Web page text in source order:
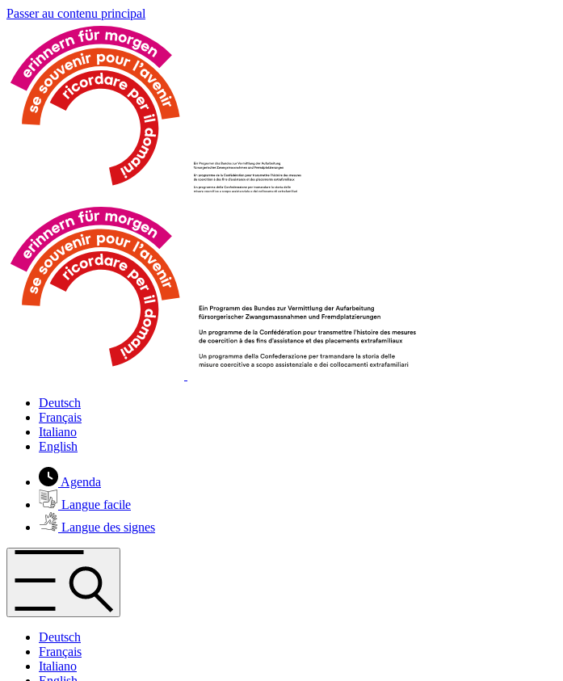
Passer au contenu principal
Deutsch
Français
Italiano
English
Agenda
Langue facile
Langue des signes
Deutsch
Français
Italiano